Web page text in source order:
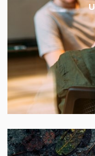
absolventech,
znalosti z různých
měnícím